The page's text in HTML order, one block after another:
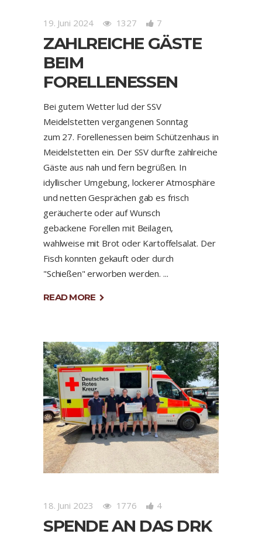
19. Juni 2024 1327 7
ZAHLREICHE GÄSTE
BEIM
FORELLENESSEN
Bei gutem Wetter lud der SSV
Meidelstetten vergangenen Sonntag
zum 27. Forellenessen beim Schützenhaus in
Meidelstetten ein. Der SSV durfte zahlreiche
Gäste aus nah und fern begrüßen. In
idyllischer Umgebung, lockerer Atmosphäre
und netten Gesprächen gab es frisch
geräucherte oder auf Wunsch
gebackene Forellen mit Beilagen,
wahlweise mit Brot oder Kartoffelsalat. Der
Fisch konnten gekauft oder durch
"Schießen" erworben werden.
READ MORE
18. Juni 2023 1776 4
SPENDE AN DAS DRK